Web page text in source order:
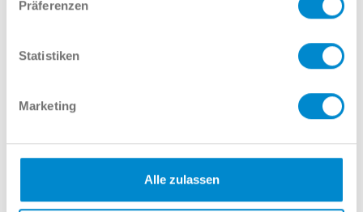
Präferenzen
Statistiken
Marketing
Alle zulassen
E-Mail